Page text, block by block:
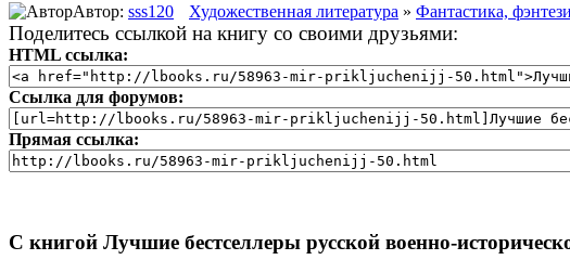
Автор: sss120 Художественная литература » Фантастика, фэнтези
Поделитесь ссылкой на книгу со своими друзьями:
HTML ссылка:
Ссылка для форумов:
Прямая ссылка:
С книгой Лучшие бестселлеры русской военно-